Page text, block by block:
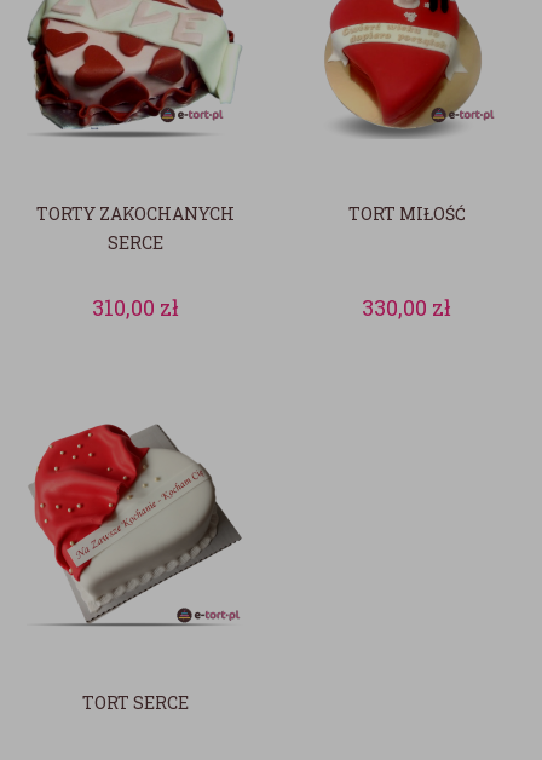
TORTY ZAKOCHANYCH
SERCE
310,00 zł
TORT MIŁOŚĆ
330,00 zł
TORT SERCE